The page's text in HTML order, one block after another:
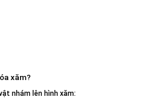
xăm?
nhám lên hình xăm: